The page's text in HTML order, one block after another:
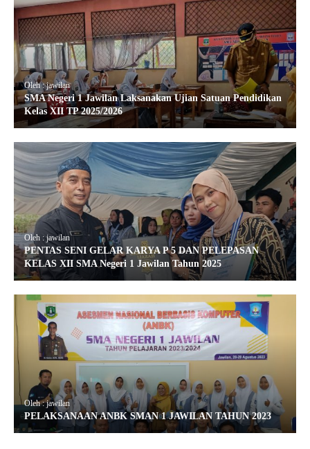
Oleh : jawilan
SMA Negeri 1 Jawilan Laksanakan Ujian Satuan Pendidikan
Kelas XII TP 2025/2026
Oleh : jawilan
PENTAS SENI GELAR KARYA P 5 DAN PELEPASAN
KELAS XII SMA Negeri 1 Jawilan Tahun 2025
Oleh : jawilan
PELAKSANAAN ANBK SMAN 1 JAWILAN TAHUN 2023